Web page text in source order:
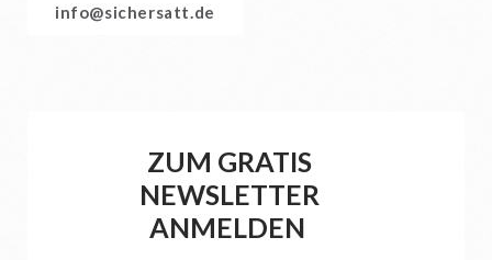
info@sichersatt.de
ZUM GRATIS
NEWSLETTER
ANMELDEN